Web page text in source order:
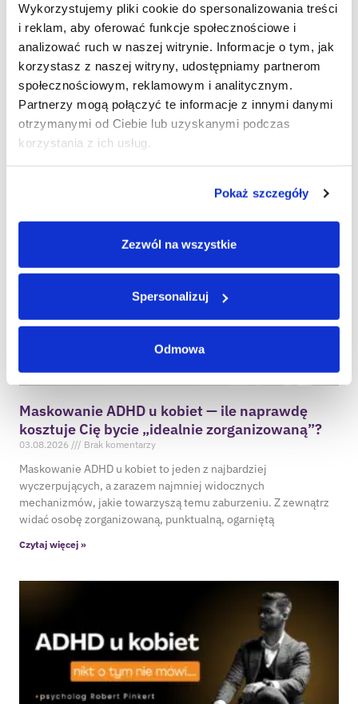
Wykorzystujemy pliki cookie do spersonalizowania treści
i reklam, aby oferować funkcje społecznościowe i
analizować ruch w naszej witrynie. Informacje o tym, jak
korzystasz z naszej witryny, udostępniamy partnerom
społecznościowym, reklamowym i analitycznym.
Partnerzy mogą połączyć te informacje z innymi danymi
otrzymanymi od Ciebie lub uzyskanymi podczas
korzystania z ich usług.
Pokaż szczegóły
Zezwól na wszystkie
Spersonalizuj
Odmowa
sprawny i przyjazny, a wszystkie etapy zostały
jasno wyjaśnione. Pan Robert stworzył
komfortową atmosferę, dzięki której czułem się
swobodnie podczas diagnozy. Zdecydowanie
polecam jego usługi osobom poszukującym
rzetelnej diagnozy ADHD.
Czytaj więcej
Potwierdzono przez: Trustindex
Przeczytajpozostałeartykuły
kosztuje Cię bycie „idealnie zorganizowaną”?
03.08.2026 Brak komentarzy
Maskowanie ADHD u kobiet to jeden z najbardziej
wyczerpujących, a zarazem najmniej widocznych
mechanizmów, jakie towarzyszą temu zaburzeniu. Z zewnątrz
widać osobę zorganizowaną, punktualną, ogarniętą
Czytaj więcej »